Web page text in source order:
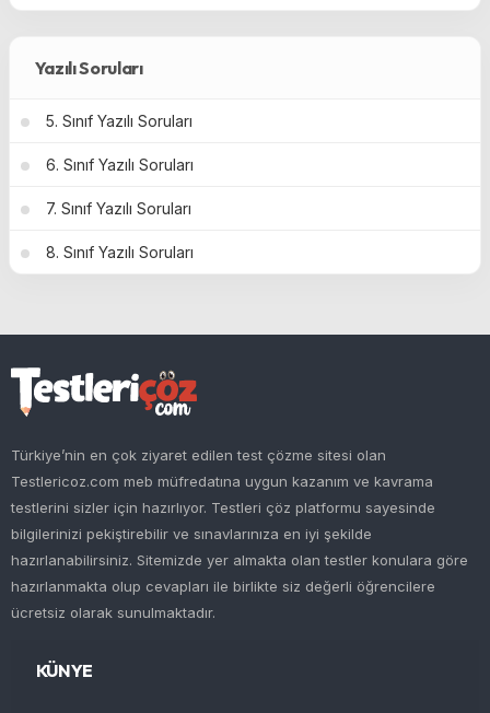
Yazılı Soruları
5. Sınıf Yazılı Soruları
6. Sınıf Yazılı Soruları
7. Sınıf Yazılı Soruları
8. Sınıf Yazılı Soruları
Türkiye’nin en çok ziyaret edilen test çözme sitesi olan
Testlericoz.com meb müfredatına uygun kazanım ve kavrama
testlerini sizler için hazırlıyor. Testleri çöz platformu sayesinde
bilgilerinizi pekiştirebilir ve sınavlarınıza en iyi şekilde
hazırlanabilirsiniz. Sitemizde yer almakta olan testler konulara göre
hazırlanmakta olup cevapları ile birlikte siz değerli öğrencilere
ücretsiz olarak sunulmaktadır.
KÜNYE